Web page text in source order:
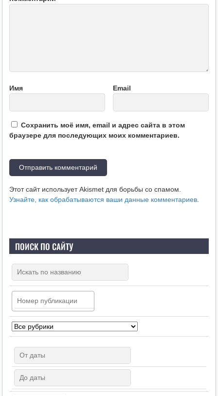
Имя Email
Сохранить моё имя, email и адрес сайта в этом
браузере для последующих моих комментариев.
Этот сайт использует Akismet для борьбы со спамом.
Узнайте, как обрабатываются ваши данные комментариев.
ПОИСК ПО САЙТУ